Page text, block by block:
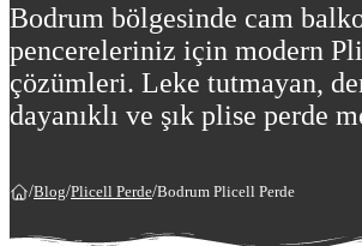
Bodrum bölgesinde cam
pencereleriniz için modern
çözümleri. Leke tutmayan,
dayanıklı ve şık plise perde
/Blog/Plicell Perde/Bodrum Plicell Perde